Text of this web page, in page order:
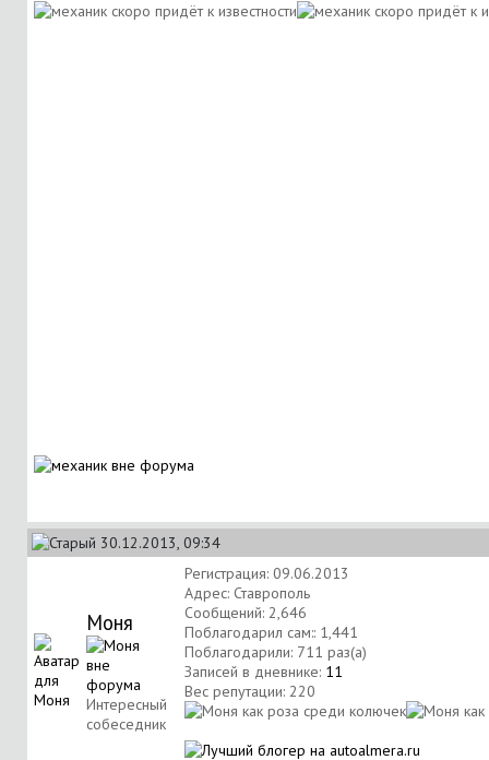
30.12.2013, 09:34
Моня
Интересный
собеседник
Регистрация: 09.06.2013
Адрес: Ставрополь
Сообщений: 2,646
Поблагодарил сам:: 1,441
Поблагодарили: 711 раз(а)
Записей в дневнике: 11
Вес репутации: 220